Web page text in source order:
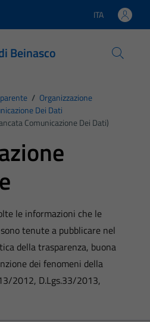
Lingua attiva:
ITA
Beinasco
/ Organizzazione
Dei Dati
Comunicazione Dei Dati)
le informazioni che le
tenute a pubblicare nel
della trasparenza, buona
dei fenomeni della
2012, D.Lgs.33/2013,